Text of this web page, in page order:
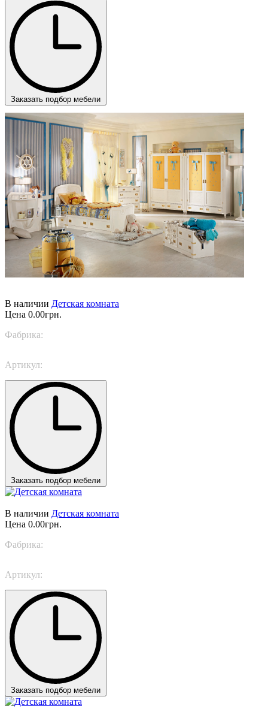
Заказать подбор мебели
В наличии Детская комната
Цена 0.00грн.
Фабрика:
Артикул:
Заказать подбор мебели
В наличии Детская комната
Цена 0.00грн.
Фабрика:
Артикул:
Заказать подбор мебели